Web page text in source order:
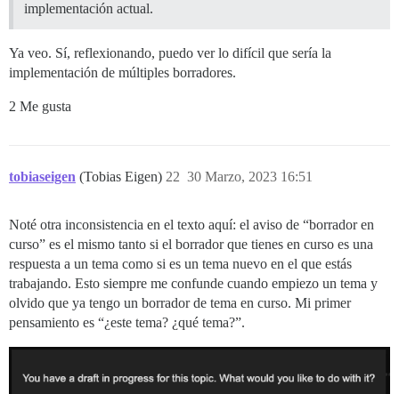
implementación actual.
Ya veo. Sí, reflexionando, puedo ver lo difícil que sería la
implementación de múltiples borradores.
2 Me gusta
tobiaseigen (Tobias Eigen) 30 Marzo, 2023 16:51
22
Noté otra inconsistencia en el texto aquí: el aviso de “borrador en
curso” es el mismo tanto si el borrador que tienes en curso es una
respuesta a un tema como si es un tema nuevo en el que estás
trabajando. Esto siempre me confunde cuando empiezo un tema y
olvido que ya tengo un borrador de tema en curso. Mi primer
pensamiento es “¿este tema? ¿qué tema?”.